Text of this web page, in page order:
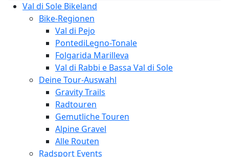
Val di Sole Bikeland
Bike-Regionen
Val di Pejo
PontediLegno-Tonale
Folgarida Marilleva
Val di Rabbi e Bassa Val di Sole
Deine Tour-Auswahl
Gravity Trails
Radtouren
Gemutliche Touren
Alpine Gravel
Alle Routen
Radsport Events